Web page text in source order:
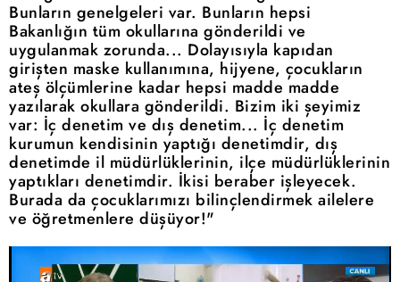
Bunların genelgeleri var. Bunların hepsi
Bakanlığın tüm okullarına gönderildi ve
uygulanmak zorunda... Dolayısıyla kapıdan
girişten maske kullanımına, hijyene, çocukların
ateş ölçümlerine kadar hepsi madde madde
yazılarak okullara gönderildi. Bizim iki şeyimiz
var: İç denetim ve dış denetim... İç denetim
kurumun kendisinin yaptığı denetimdir, dış
denetimde il müdürlüklerinin, ilçe müdürlüklerinin
yaptıkları denetimdir. İkisi beraber işleyecek.
Burada da çocuklarımızı bilinçlendirmek ailelere
ve öğretmenlere düşüyor!"